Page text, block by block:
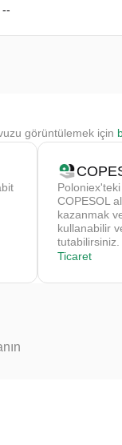
--
görüntülemek için
Poloniex'teki
COPESOL
kazanmak
kullanabilir
tutabilirsiniz.
Ticaret